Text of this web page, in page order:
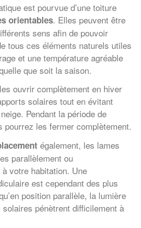
est pourvue d’une toiture
orientables. Elles peuvent être
sens afin de pouvoir
tous ces éléments naturels utiles
et une température agréable
que soit la saison.
ouvrir complètement en hiver
solaires tout en évitant
Pendant la période de
pourrez les fermer complètement.
également, les lames
parallèlement ou
votre habitation. Une
est cependant des plus
position parallèle, la lumière
pénètrent difficilement à